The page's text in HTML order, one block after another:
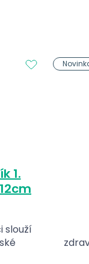
1.
slouží